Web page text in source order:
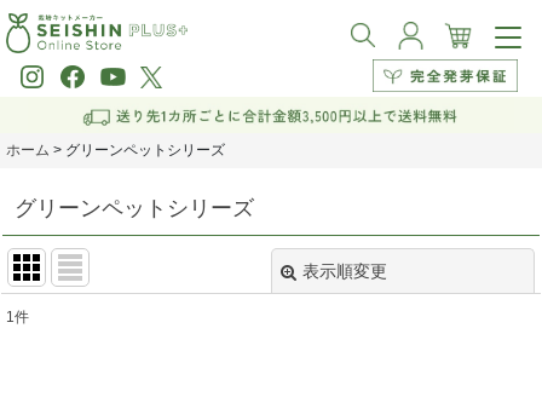
ホーム > グリーンペットシリーズ
グリーンペットシリーズ
表示順変更
1件